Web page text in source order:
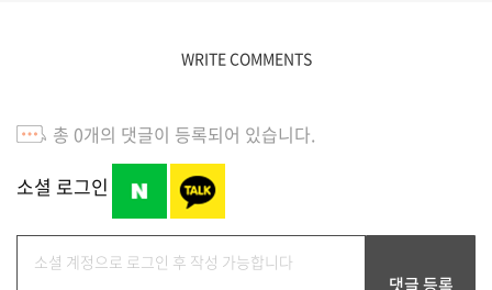
WRITE COMMENTS
총 0개의 댓글이 등록되어 있습니다.
소셜 로그인